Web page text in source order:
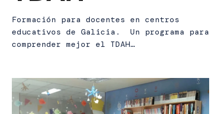
Formación para docentes en centros
educativos de Galicia. Un programa para
comprender mejor el TDAH…